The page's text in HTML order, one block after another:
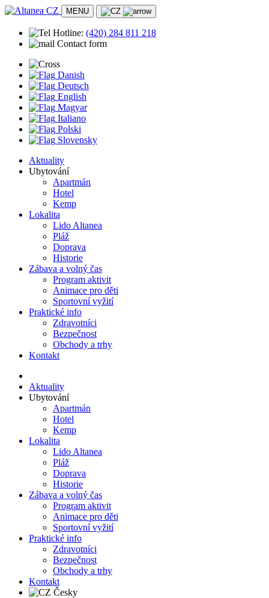
MENU
Hotline: (420) 284 811 218
Contact form
Danish
Deutsch
English
Magyar
Italiano
Polski
Slovensky
Aktuality
Ubytování
Apartmán
Hotel
Kemp
Lokalita
Lido Altanea
Pláž
Doprava
Historie
Zábava a volný čas
Program aktivit
Animace pro děti
Sportovní vyžití
Praktické info
Zdravotníci
Bezpečnost
Obchody a trhy
Kontakt
Aktuality
Ubytování
Apartmán
Hotel
Kemp
Lokalita
Lido Altanea
Pláž
Doprava
Historie
Zábava a volný čas
Program aktivit
Animace pro děti
Sportovní vyžití
Praktické info
Zdravotníci
Bezpečnost
Obchody a trhy
Kontakt
Česky